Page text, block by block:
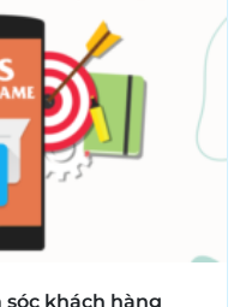
sóc khách hàng